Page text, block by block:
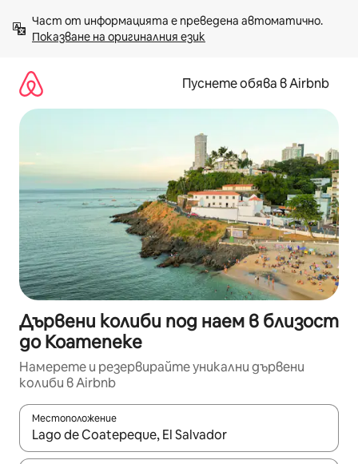
към
съдържанието
Показване на оригиналния език
Пуснете обява в Airbnb
Дървени колиби под наем в близост
до Коатепеке
Намерете и резервирайте уникални дървени
колиби в Airbnb
Местоположение
Когато резултатите се покажат, използвайте